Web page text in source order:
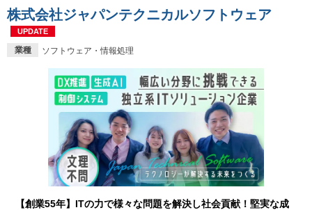
業種 ソフトウェア・情報処理
株式会社ジャパンテクニカルソフトウェア
UPDATE
【創業55年】ITの力で様々な問題を解決し社会貢献！堅実な成